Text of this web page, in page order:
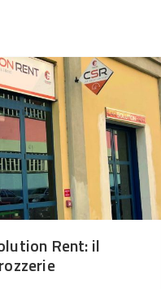
Rent: il